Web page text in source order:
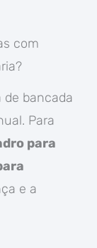
com
de bancada
Para
para
e a